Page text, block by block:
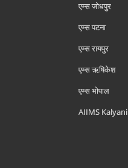
एम्‍स जोधपुर
एम्‍स पटना
एम्‍स रायपुर
एम्‍स ऋषिकेश
एम्‍स भोपाल
AIIMS Kalyani